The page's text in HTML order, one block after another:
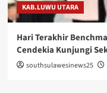
KAB.LUWU UTARA
Hari Terakhir
Cendekia Kunjungi
southsulawesinews25